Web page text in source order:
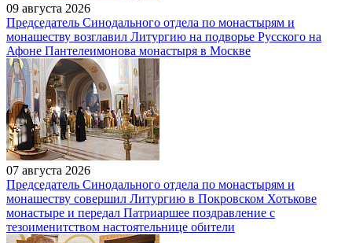
09 августа 2026
Председатель Синодального отдела по монастырям и
монашеству возглавил Литургию на подворье Русского на
Афоне Пантелеимонова монастыря в Москве
07 августа 2026
Председатель Синодального отдела по монастырям и
монашеству совершил Литургию в Покровском Хотькове
монастыре и передал Патриаршее поздравление с
тезоименитством настоятельнице обители